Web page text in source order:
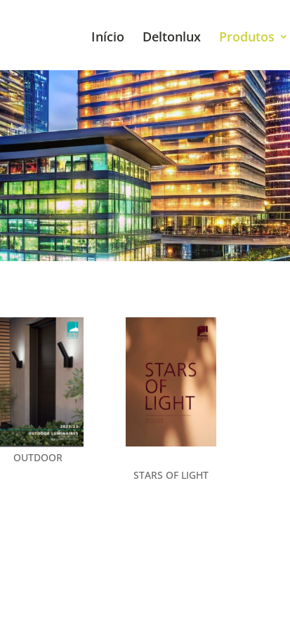
Início Deltonlux Produtos
OUTDOOR
STARS OF LIGHT